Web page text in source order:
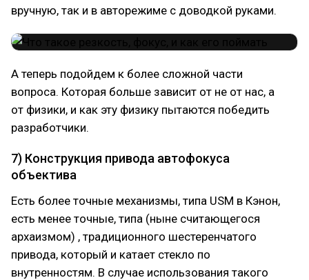
вручную, так и в авторежиме с доводкой руками.
А теперь подойдем к более сложной части
вопроса. Которая больше зависит от не от нас, а
от физики, и как эту физику пытаются победить
разработчики.
7) Конструкция привода автофокуса
объектива
Есть более точные механизмы, типа USM в Кэнон,
есть менее точные, типа (ныне считающегося
архаизмом) , традиционного шестеренчатого
привода, который и катает стекло по
внутренностям. В случае использования такого